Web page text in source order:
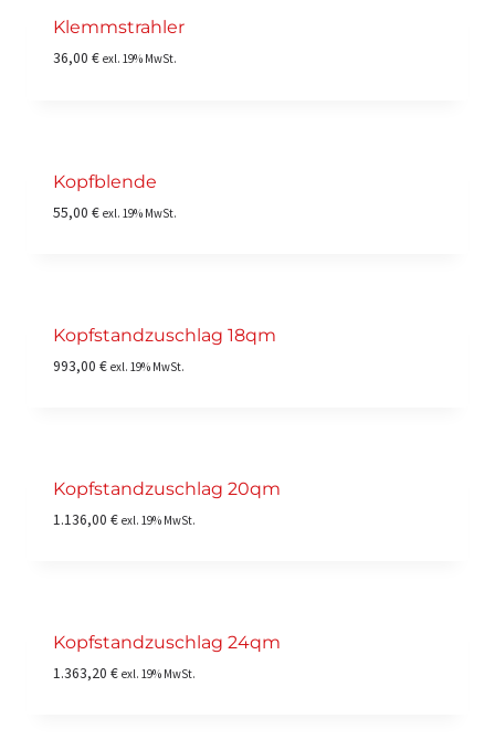
Klemmstrahler
36,00 € exl. 19% MwSt.
Kopfblende
55,00 € exl. 19% MwSt.
Kopfstandzuschlag 18qm
993,00 € exl. 19% MwSt.
Kopfstandzuschlag 20qm
1.136,00 € exl. 19% MwSt.
Kopfstandzuschlag 24qm
1.363,20 € exl. 19% MwSt.